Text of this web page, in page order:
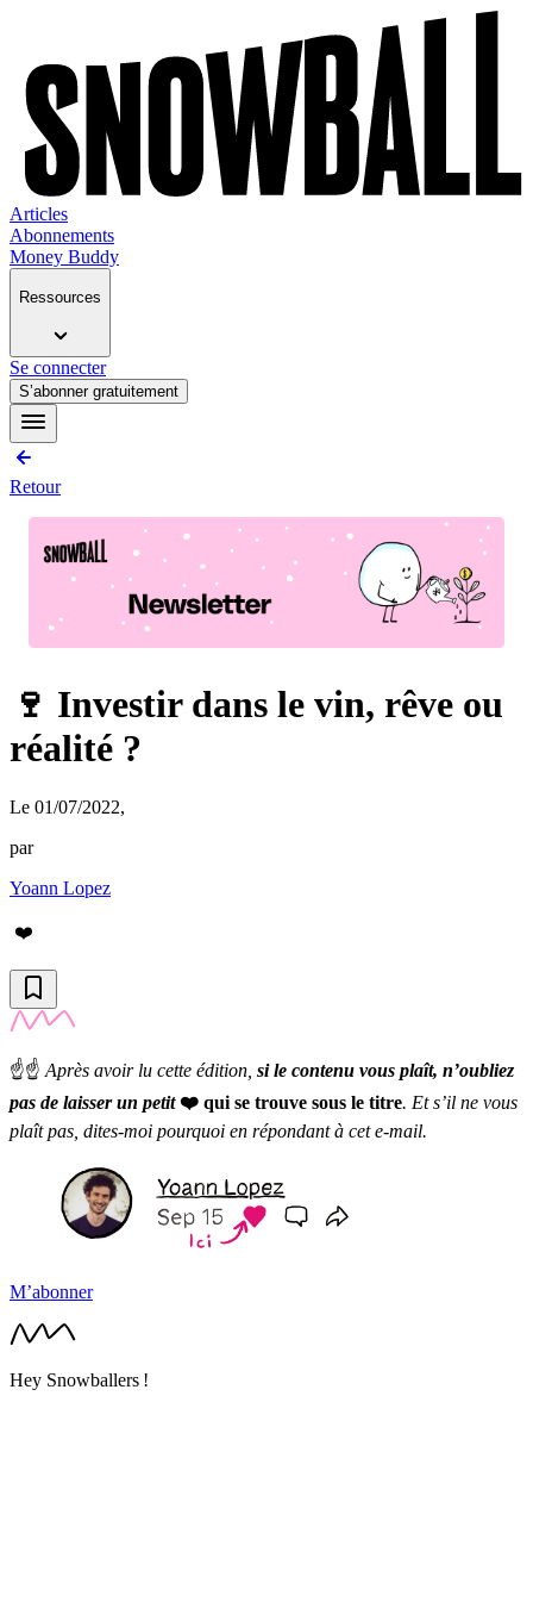
Articles
Abonnements
Money Buddy
Ressources
Se connecter
S’abonner gratuitement
Retour
🍷 Investir dans le vin, rêve ou
réalité ?
Le 01/07/2022,
par
Yoann Lopez
❤️
☝️☝️ Après avoir lu cette édition, si le contenu vous plaît, n’oubliez
pas de laisser un petit❤️ qui se trouve sous le titre. Et s’il ne vous
plaît pas, dites-moi pourquoi en répondant à cet e-mail.
M’abonner
Hey Snowballers !